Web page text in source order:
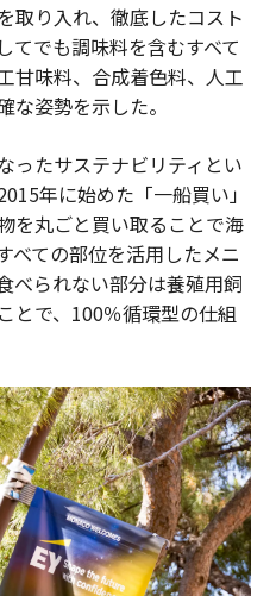
取り入れ、徹底したコスト
てでも調味料を含むすべて
甘味料、合成着色料、人工
姿勢を示した。
ったサステナビリティとい
年に始めた「一船買い」
を丸ごと買い取ることで海
べての部位を活用したメニ
べられない部分は養殖用飼
とで、100％循環型の仕組